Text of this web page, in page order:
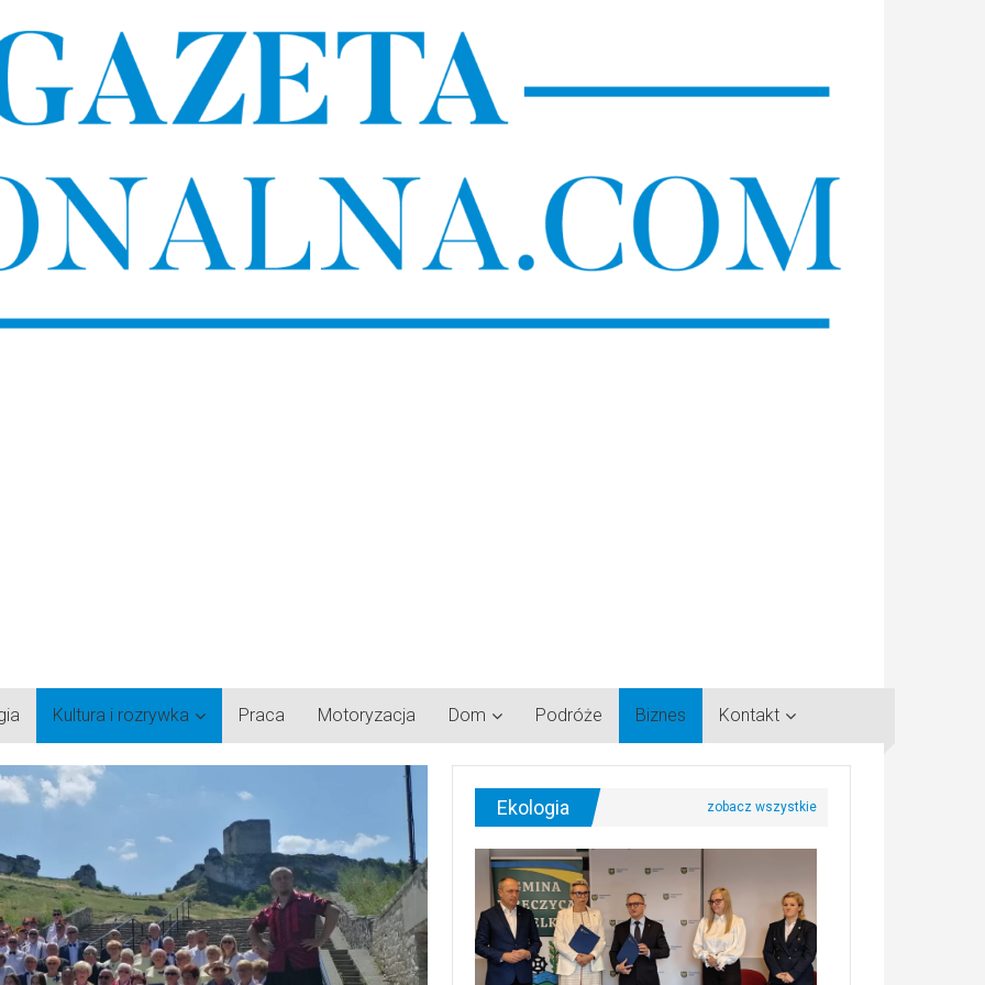
Kultura i rozrywka Praca Motoryzacja Dom Podróże Biznes Kontakt
Ekologia